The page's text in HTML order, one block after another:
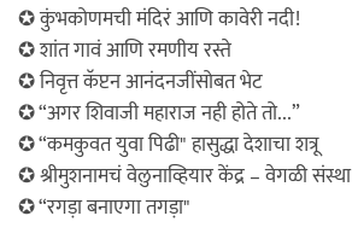
✪ कुंभकोणमची मंदिरं आणि कावेरी नदी!
✪ शांत गावं आणि रमणीय रस्ते
✪ निवृत्त कॅप्टन आनंदनजींसोबत भेट
✪ “अगर शिवाजी महाराज नही होते तो...”
✪ “कमकुवत युवा पिढी" हासुद्धा देशाचा शत्रू
✪ श्रीमुशनामचं वेलुनाव्हियार केंद्र – वेगळी संस्था
✪ “रगड़ा बनाएगा तगड़ा"